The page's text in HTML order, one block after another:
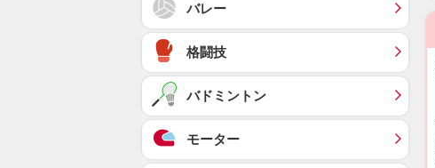
バレー
格闘技
バドミントン
モーター